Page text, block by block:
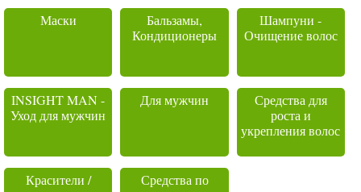
Маски
Бальзамы,
Кондиционеры
Шампуни -
Очищение волос
INSIGHT MAN -
Уход для мужчин
Для мужчин
Средства для
роста и
укрепления волос
Красители /
Средства по